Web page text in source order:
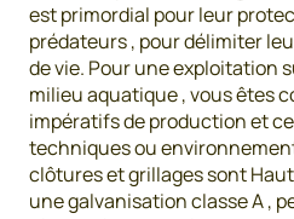
est primordial pour leur
prédateurs , pour délimiter
de vie. Pour une exploitation
milieu aquatique , vous êtes
impératifs de production et
techniques ou
clôtures et grillages sont
une galvanisation classe A ,